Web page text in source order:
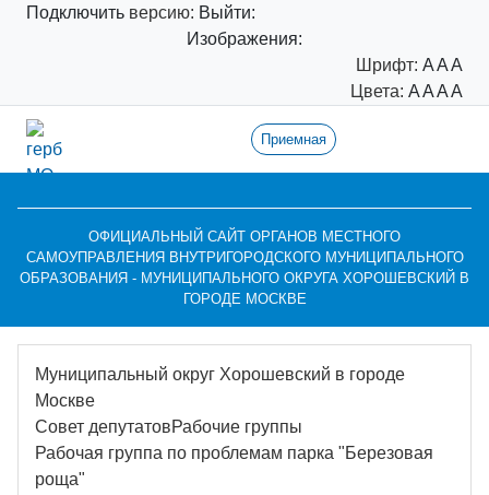
Подключить версию: Выйти:
Изображения:
Шрифт: AAA
Цвета: AAAA
Приемная
ОФИЦИАЛЬНЫЙ САЙТ ОРГАНОВ МЕСТНОГО
САМОУПРАВЛЕНИЯ ВНУТРИГОРОДСКОГО МУНИЦИПАЛЬНОГО
ОБРАЗОВАНИЯ - МУНИЦИПАЛЬНОГО ОКРУГА ХОРОШЕВСКИЙ В
ГОРОДЕ МОСКВЕ
Муниципальный округ Хорошевский в городе
Москве
Совет депутатовРабочие группы
Рабочая группа по проблемам парка "Березовая
роща"